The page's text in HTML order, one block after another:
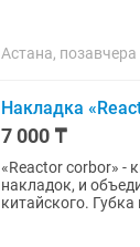
Астана, позавчера
Накладка
7 000 ₸
«Reactor corbor» -
накладок, и
китайского.